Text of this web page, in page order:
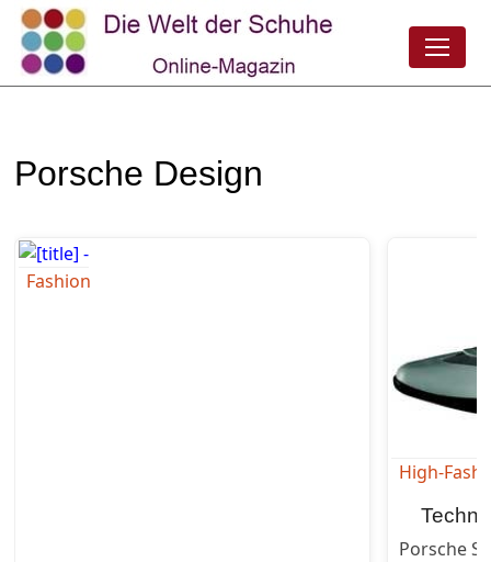
Porsche Design
Fashion
High-
Porsche